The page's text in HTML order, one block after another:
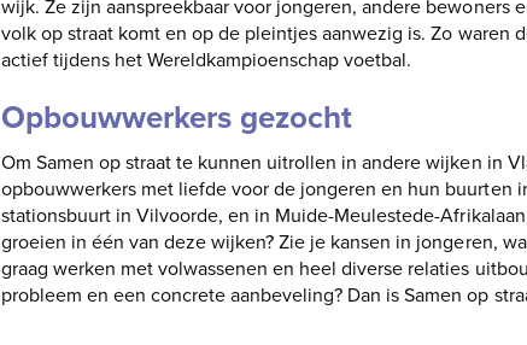
wijk. Ze zijn aanspreekbaar voor jongeren, andere
volk op straat komt en op de pleintjes aanwezig is. Zo
actief tijdens het Wereldkampioenschap voetbal.
Opbouwwerkers gezocht
Om Samen op straat te kunnen uitrollen in andere wijken in
opbouwwerkers met liefde voor de jongeren en hun buurten
stationsbuurt in Vilvoorde, en in Muide-Meulestede-
groeien in één van deze wijken? Zie je kansen in jongeren,
graag werken met volwassenen en heel diverse relaties
probleem en een concrete aanbeveling? Dan is Samen op